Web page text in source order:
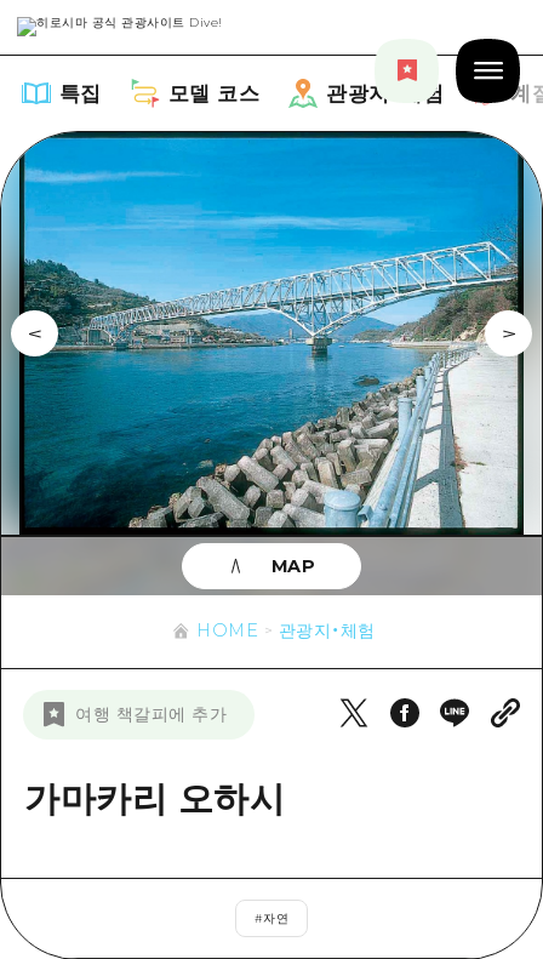
특집 모델 코스 관광지・체험 계
특집
목록
추천
아트
이벤트/축제
음식/술
사이클링
쇼핑
나이트 라이프
기준
역사/문화
모델 코스
목록
Dive! Hiroshima 공식 가이드
Hiroshima Moshimo Travel
히로시마시 주변
미야지마(宮島) 주변
빠른 여행
당일치기
관광지・체험
목록
히로시마시 주변
아키(安芸)
빈고(備後)
비북(備北)
게이호쿠(芸北)
야마구치(山口)현 동부
시마네(島根)현
계절 정보
이벤트
유용한 정보
보조 트래픽 요약
히로시마 OMOTENASHI 패스
수하물 보관 및 배송 서비스
뉴스
HOME 관광지・체험
여행 책갈피에 추가
가마카리 오하시
#자연
MAP